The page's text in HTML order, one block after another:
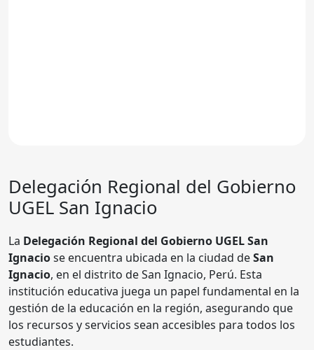
Delegación Regional del Gobierno
UGEL San Ignacio
La Delegación Regional del Gobierno UGEL San
Ignaciose encuentra ubicada en la ciudad deSan
Ignacio, en el distrito de San Ignacio, Perú. Esta
institución educativa juega un papel fundamental en la
gestión de la educación en la región, asegurando que
los recursos y servicios sean accesibles para todos los
estudiantes.